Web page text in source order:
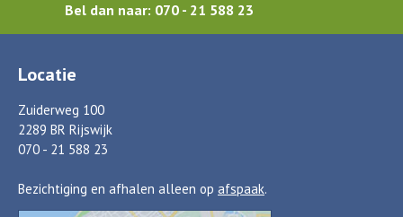
Bel dan naar: 070 - 21 588 23
Locatie
Zuiderweg 100
2289 BR Rijswijk
070 - 21 588 23
Bezichtiging en afhalen alleen op afspaak.